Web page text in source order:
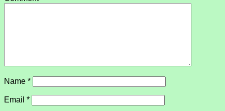
Name *
Email *